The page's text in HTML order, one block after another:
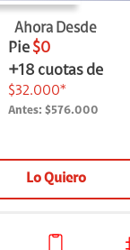
Ahora Desde
Pie $0
+18 cuotas de
$32.000*
Antes: $576.000
Lo Quiero